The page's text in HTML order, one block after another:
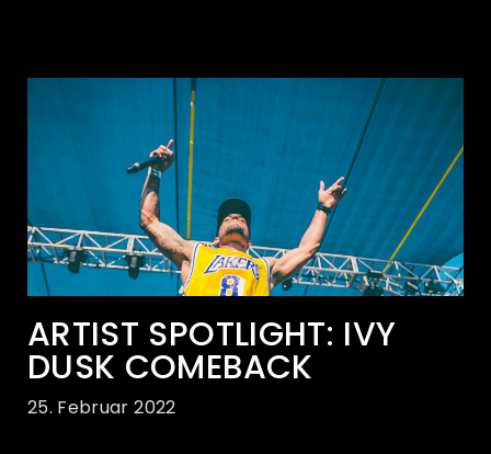
ARTIST SPOTLIGHT: IVY
DUSK COMEBACK
25. Februar 2022